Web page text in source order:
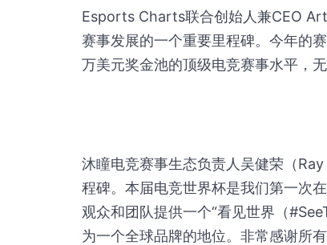
Esports Charts联合创始人兼CEO
赛事发展的一个重要里程碑。今年的
万美元奖金池的顶级电竞赛事水平，
沐瞳电竞赛事生态负责人吴健荣（
程碑。本届电竞世界杯是我们第一次
观众和团队提供一个“看见世界（
为一个全球品牌的地位。非常感谢所